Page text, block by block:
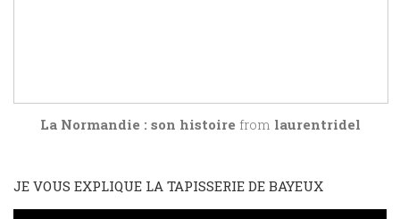
La Normandie : son histoire from laurentridel
JE VOUS EXPLIQUE LA TAPISSERIE DE BAYEUX